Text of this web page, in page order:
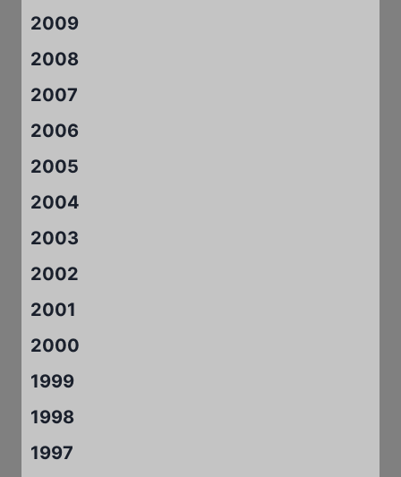
2009
2008
2007
2006
2005
2004
2003
2002
2001
2000
1999
1998
1997